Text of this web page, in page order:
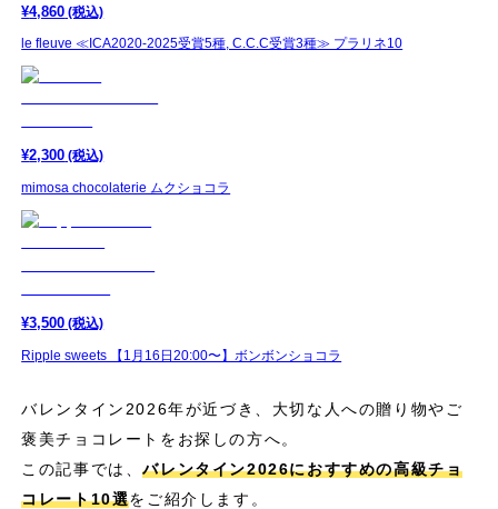
¥4,860 (税込)
le fleuve ≪ICA2020-2025受賞5種, C.C.C受賞3種≫ プラリネ10
¥2,300 (税込)
mimosa chocolaterie ムクショコラ
¥3,500 (税込)
Ripple sweets 【1月16日20:00〜】ボンボンショコラ
バレンタイン2026年が近づき、大切な人への贈り物やご
褒美チョコレートをお探しの方へ。
この記事では、バレンタイン2026におすすめの高級チョ
コレート10選をご紹介します。